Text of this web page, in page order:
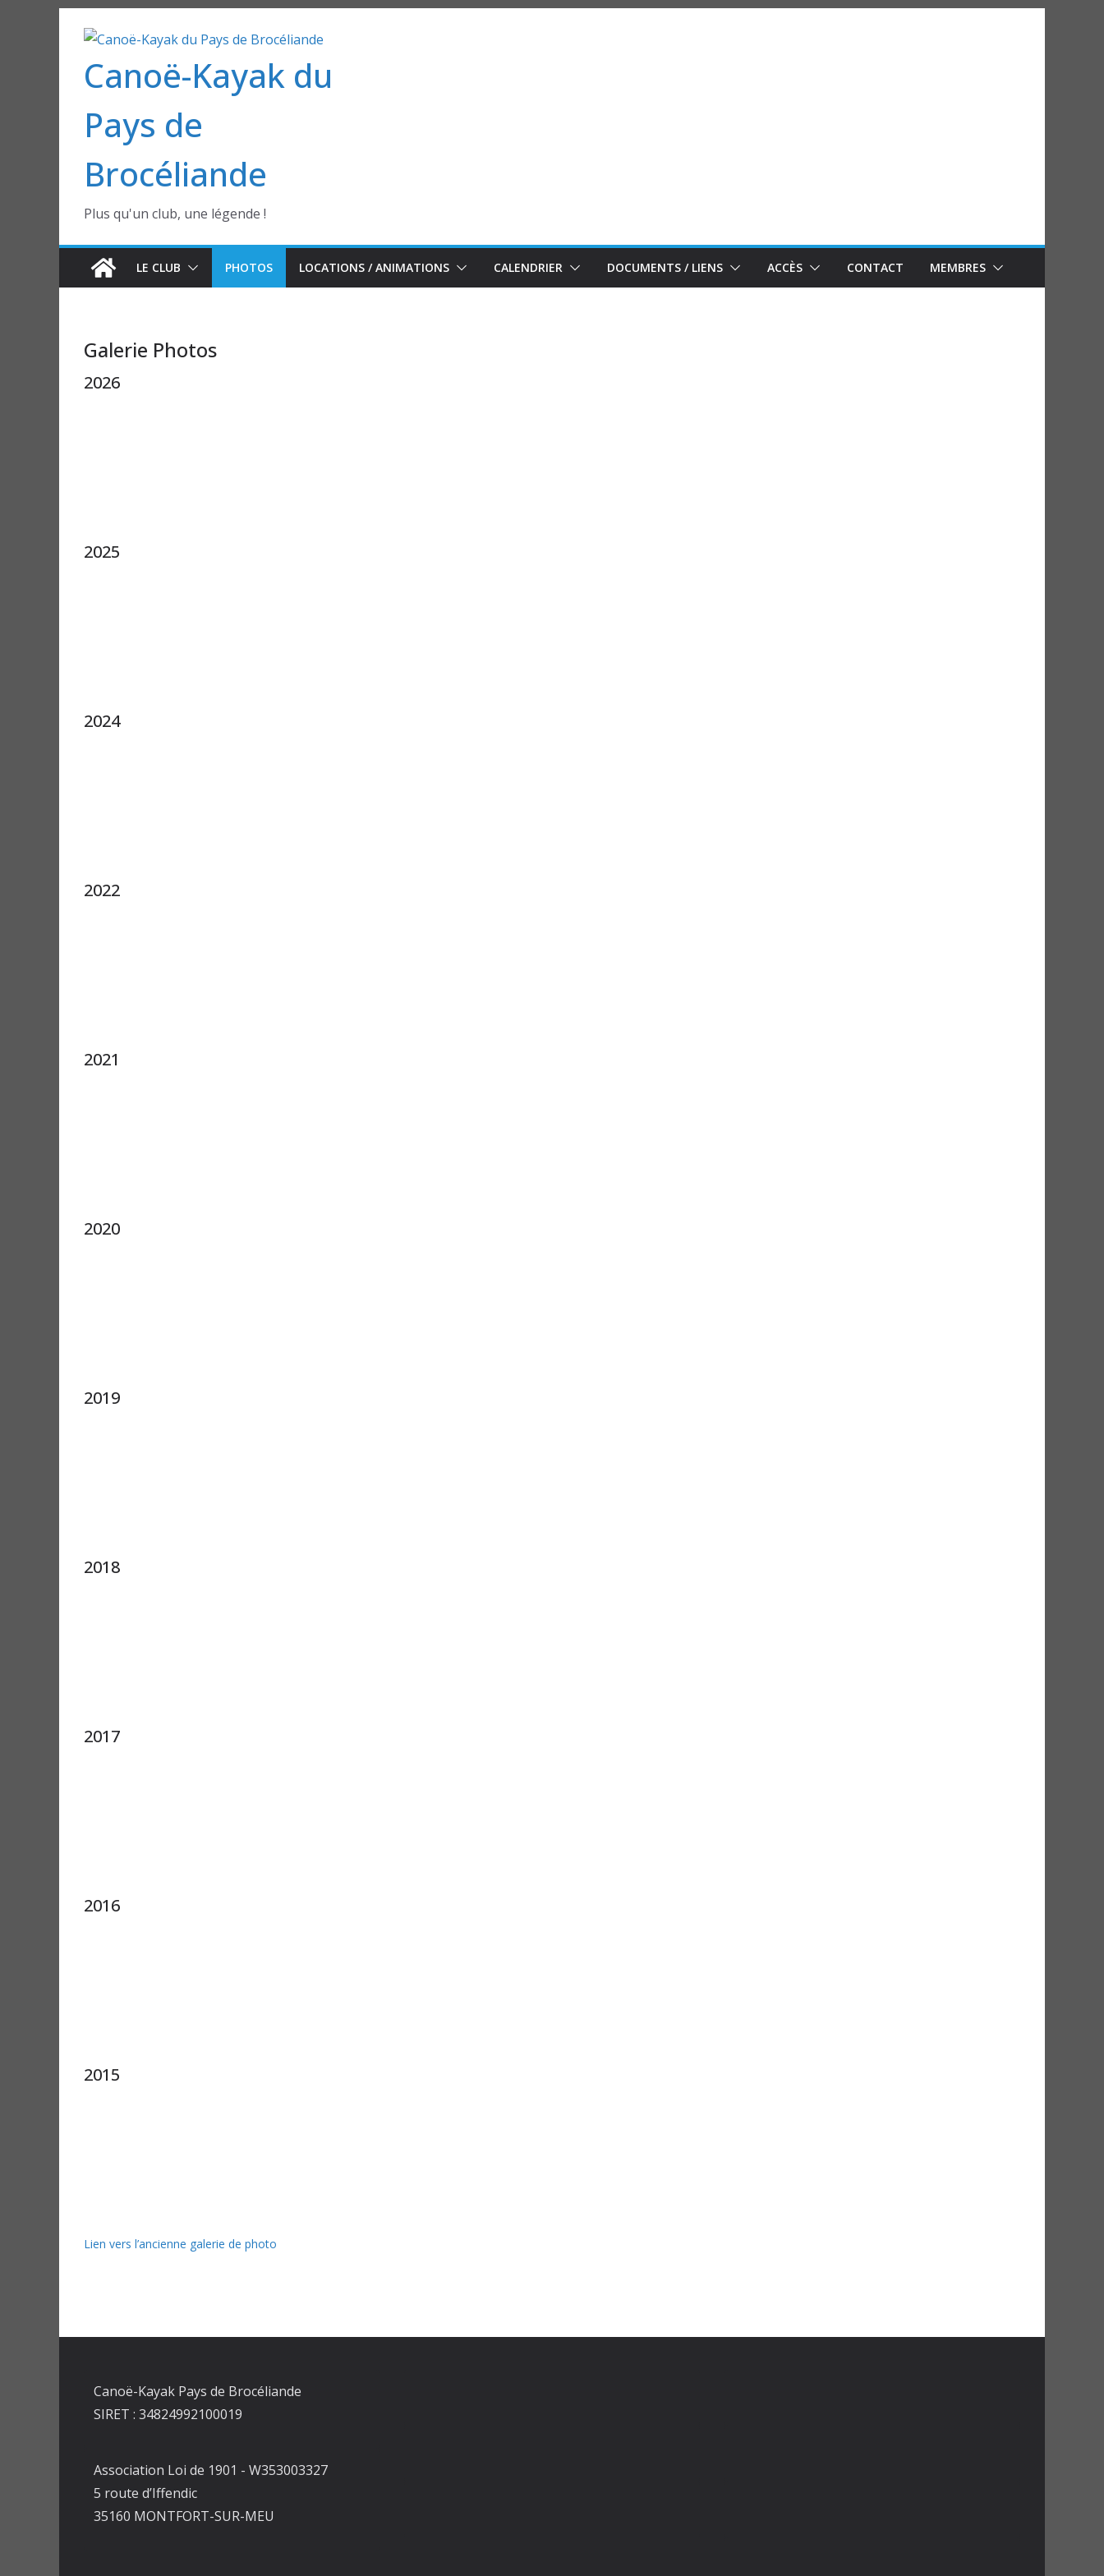
contenuCanoë-Kayak du
Pays de
Brocéliande
Plus qu'un club, une légende !
LE CLUB PHOTOS LOCATIONS / ANIMATIONS CALENDRIER DOCUMENTS / LIENS ACCÈS CONTACT MEMBRES
Galerie Photos
2026
2025
2024
2022
2021
2020
2019
2018
2017
2016
2015
Lien vers l’ancienne galerie de photo
Canoë-Kayak Pays de Brocéliande
SIRET : 34824992100019
Association Loi de 1901 - W353003327
5 route d’Iffendic
35160 MONTFORT-SUR-MEU